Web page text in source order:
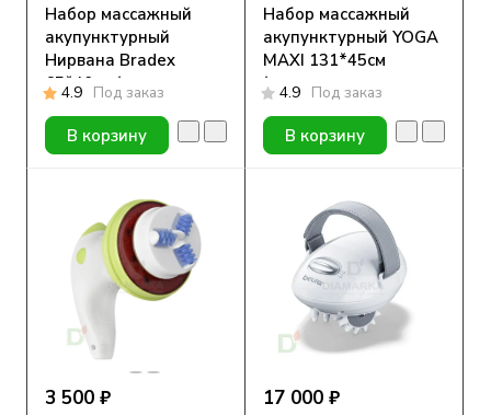
Набор массажный
акупунктурный
Нирвана Bradex
65*40см (коврик,
подушка, сумка)
4.9 Под заказ
В корзину
Набор массажный
акупунктурный YOGA
MAXI 131*45см
(коврик, подушка,
сумка)
4.9 Под заказ
В корзину
3 500 ₽ 17 000 ₽